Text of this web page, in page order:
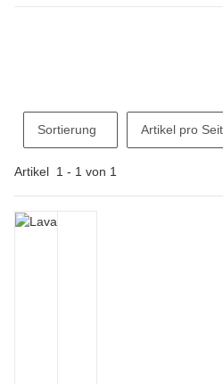
Sortierung Artikel pro
Artikel 1 - 1 von 1